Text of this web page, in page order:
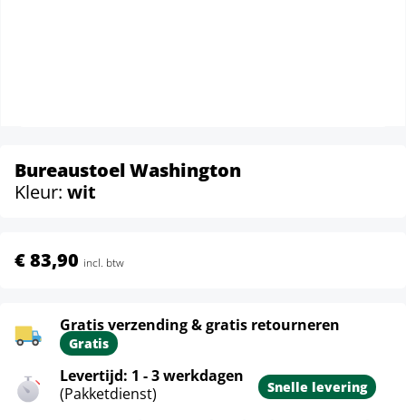
Bureaustoel Washington
Kleur: wit
€ 83,90 incl. btw
Gratis verzending & gratis retourneren
Gratis
Levertijd: 1 - 3 werkdagen
(Pakketdienst)
Snelle levering